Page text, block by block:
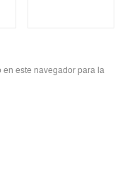
en este navegador para la